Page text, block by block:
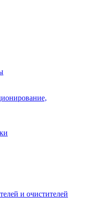
и очистителей